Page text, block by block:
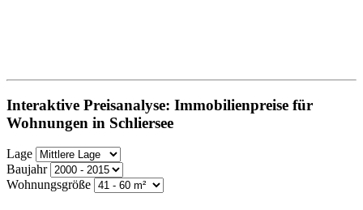
Interaktive Preisanalyse: Immobilienpreise für
Wohnungen in Schliersee
Lage
Baujahr
Wohnungsgröße